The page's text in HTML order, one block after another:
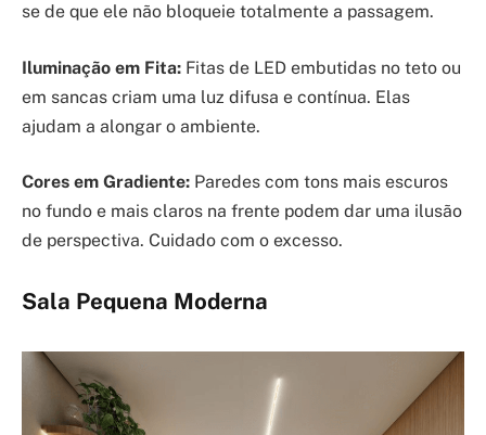
se de que ele não bloqueie totalmente a passagem.
Iluminação em Fita: Fitas de LED embutidas no teto ou
em sancas criam uma luz difusa e contínua. Elas
ajudam a alongar o ambiente.
Cores em Gradiente: Paredes com tons mais escuros
no fundo e mais claros na frente podem dar uma ilusão
de perspectiva. Cuidado com o excesso.
Sala Pequena Moderna